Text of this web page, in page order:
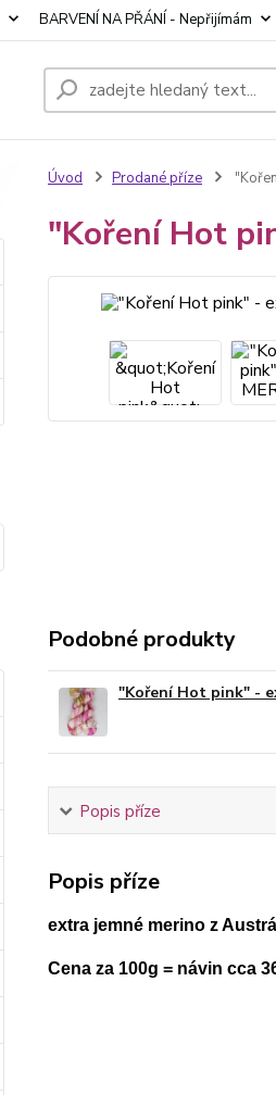
BARVENÍ NA PŘÁNÍ - Nepřijímám
Úvod Prodané příze
"Koření Hot
Podobné produkty
"Koření Hot pink" -
Popis příze
Popis příze
extra jemné merino z
Cena za 100g = návin cca